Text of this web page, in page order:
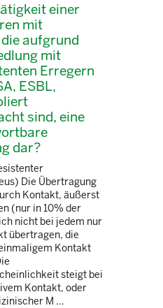
einer
mit
aufgrund
mit
Erregern
ESBL,
sind, eine
dar?
Die Übertragung
Kontakt, äußerst
(nur in 10% der
nicht bei jedem nur
übertragen, die
Kontakt
steigt bei
Kontakt, oder
M ...